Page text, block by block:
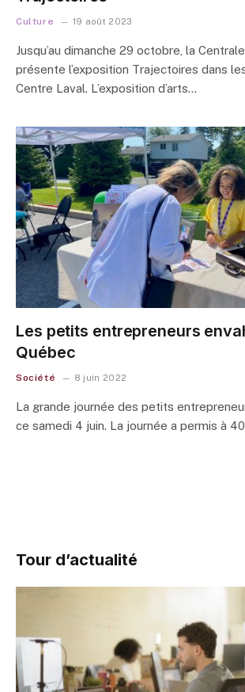
Culture 19 août 2023
Jusqu’au dimanche 29 octobre, la
présente l’exposition Trajectoires dans
Centre Laval. L’exposition d’arts…
Les petits entrepreneurs
Québec
Société 8 juin 2022
La grande journée des petits
ce samedi 4 juin. La journée a permis à
Tour d’actualité